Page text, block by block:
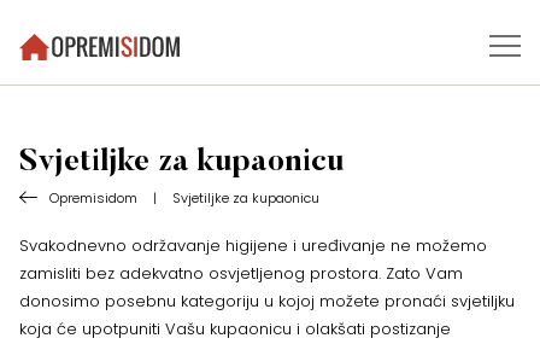
Svjetiljke za kupaonicu
Opremisidom | Svjetiljke za kupaonicu
Svakodnevno održavanje higijene i uređivanje ne možemo
zamisliti bez adekvatno osvjetljenog prostora. Zato Vam
donosimo posebnu kategoriju u kojoj možete pronaći svjetiljku
koja će upotpuniti Vašu kupaonicu i olakšati postizanje